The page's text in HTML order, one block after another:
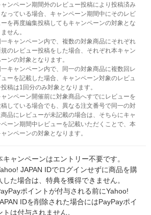
ャンペーン期間外のレビュー投稿により投稿済み
なっている場合、キャンペーン期間中にそのレビ
ーを再度編集投稿してもキャンペーンの対象とな
ません。
一キャンペーン内で、複数の対象商品にそれぞれ
規のレビュー投稿をした場合、それぞれ本キャン
ンの対象となります。
一キャンペーン内で、同一の対象商品に複数回レ
ューを記載した場合、キャンペーン対象のレビュ
投稿は1回分のみ対象となります。
ャンペーン開催前に対象商品へすでにレビューを
している場合でも、異なる注文番号で同一の対
品にレビューが未記載の場合は、そちらにキャ
ペーン期間中レビューを記載いただくことで、本
ャンペーンの対象となります。
キャンペーンはエントリー不要です。
JAPAN IDでログインせずに商品を購
した場合は、特典を獲得できません。
ポイントが付与される前にYahoo!
IDを削除された場合にはPayPayポイ
トは付与されません。